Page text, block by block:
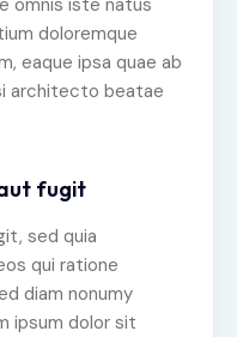
omnis iste natus
doloremque
eaque ipsa quae ab
architecto beatae
fugit
sed quia
qui ratione
diam nonumy
ipsum dolor sit